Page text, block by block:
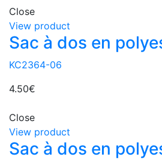
Close
View product
Sac à dos en
KC2364-06
4.50€
Close
View product
Sac à dos en